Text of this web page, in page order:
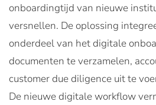
onboardingtijd van nieuwe
versnellen. De oplossing
onderdeel van het digitale
documenten te verzamelen,
customer due diligence uit te
De nieuwe digitale workflow